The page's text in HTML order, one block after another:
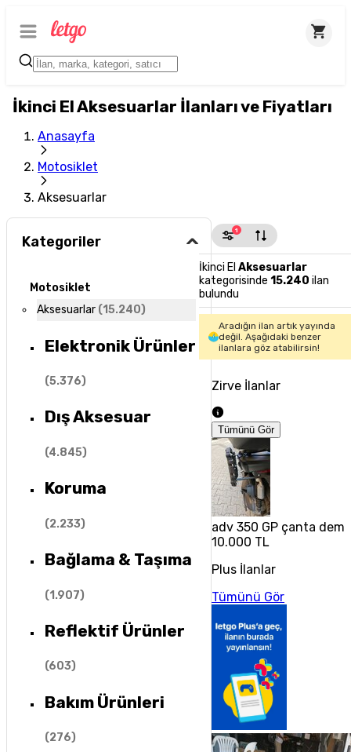
İkinci El Aksesuarlar İlanları ve Fiyatları
Anasayfa
Motosiklet
Aksesuarlar
Kategoriler
Motosiklet
Aksesuarlar (15.240)
Elektronik Ürünler
(5.376)
Dış Aksesuar
(4.845)
Koruma
(2.233)
Bağlama & Taşıma
(1.907)
Reflektif Ürünler
(603)
Bakım Ürünleri
(276)
1
İkinci ElAksesuarlar
kategorisinde 15.240 ilan
bulundu
Aradığın ilan artık yayında
değil. Aşağıdaki benzer
ilanlara göz atabilirsin!
Zirve İlanlar
Tümünü Gör
adv 350 GP çanta
10.000 TL
Plus İlanlar
Tümünü Gör